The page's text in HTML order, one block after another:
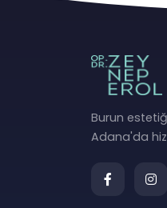
Burun
Adana'da